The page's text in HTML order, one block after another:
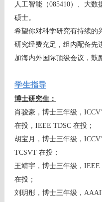
人工智能（085410）、大数
硕士。
希望你对科学研究有持续的
研究经费充足，组内配备先
加海内外国际顶级会议，鼓
学生指导
博士研究生：
肖骏豪，博士三年级，
在投，IEEE TDSC 在投；
胡宝月，博士三年级，
TCSVT 在投；
王靖宇，博士三年级，IEEE
在投；
刘玥彤，博士三年级，